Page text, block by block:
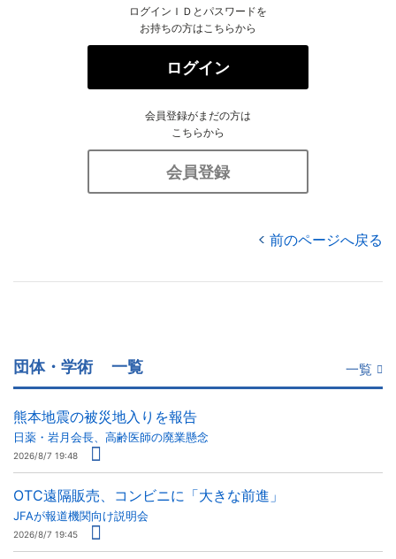
ログインＩＤとパスワードを
お持ちの方はこちらから
ログイン
会員登録がまだの方は
こちらから
会員登録
前のページへ戻る
団体・学術 一覧 一覧
熊本地震の被災地入りを報告
日薬・岩月会長、高齢医師の廃業懸念
2026/8/7 19:48
OTC遠隔販売、コンビニに「大きな前進」
JFAが報道機関向け説明会
2026/8/7 19:45